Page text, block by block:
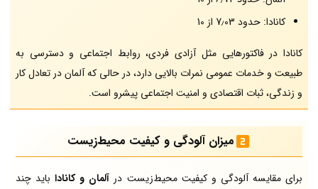
کانادا: حدود 7٫03 از 10
کانادا در فاکتورهایی مثل آزادی فردی، روابط اجتماعی و دسترسی به
طبیعت و خدمات عمومی نمرات بالایی دارد، در حالی که آلمان در تعادل کار
و زندگی، ثبات اقتصادی و امنیت اجتماعی پیشرو است.
میزان آلودگی و کیفیت محیط‌زیست
برای مقایسه آلودگی و کیفیت محیط‌زیست در آلمان و کاناداباید چند